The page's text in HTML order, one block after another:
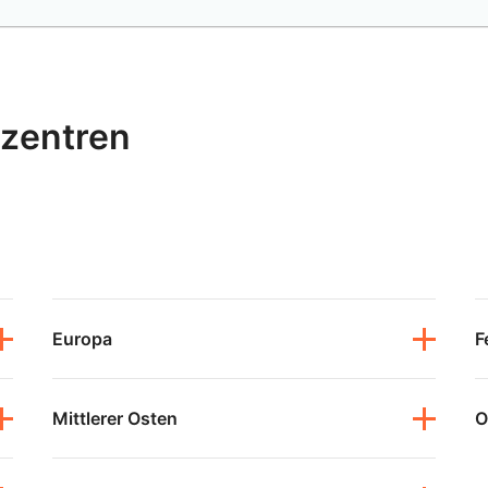
Europa
Mittlerer Osten